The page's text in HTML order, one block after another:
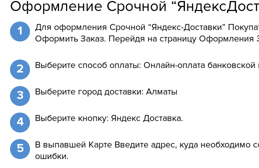
Оформление Срочной
Для оформления Срочной “Яндекс-Доставки”
Оформить Заказ. Перейдя на страницу Оформления
Выберите способ оплаты: Онлайн-оплата банковской
Выберите город доставки: Алматы
Выберите кнопку: Яндекс Доставка.
В выпавшей Карте Введите адрес, куда необходимо
ошибки.